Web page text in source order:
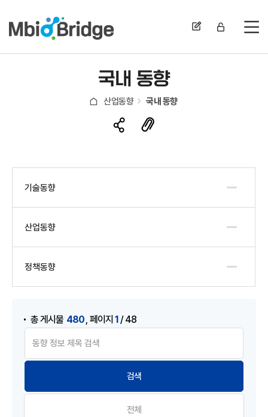
전
국내 동향
산업동향 국내 동향
기술동향
산업동향
정책동향
총 게시물 480 ,페이지1/ 48
전체